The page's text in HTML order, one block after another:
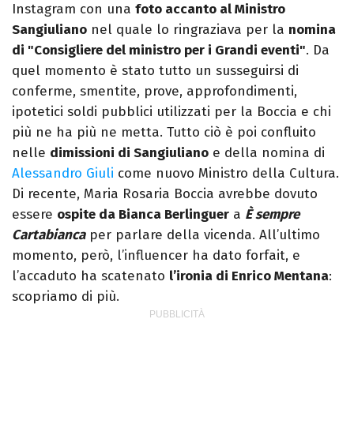
Instagram con una foto accanto al Ministro
Sangiuliano nel quale lo ringraziava per la nomina
di "Consigliere del ministro per i Grandi eventi". Da
quel momento è stato tutto un susseguirsi di
conferme, smentite, prove, approfondimenti,
ipotetici soldi pubblici utilizzati per la Boccia e chi
più ne ha più ne metta. Tutto ciò è poi confluito
nelle dimissioni di Sangiuliano e della nomina di
Alessandro Giuli come nuovo Ministro della Cultura.
Di recente, Maria Rosaria Boccia avrebbe dovuto
essere ospite da Bianca Berlinguer a È sempre
Cartabiancaper parlare della vicenda. All’ultimo
momento, però, l’influencer ha dato forfait, e
l’accaduto ha scatenato l’ironia di Enrico Mentana:
scopriamo di più.